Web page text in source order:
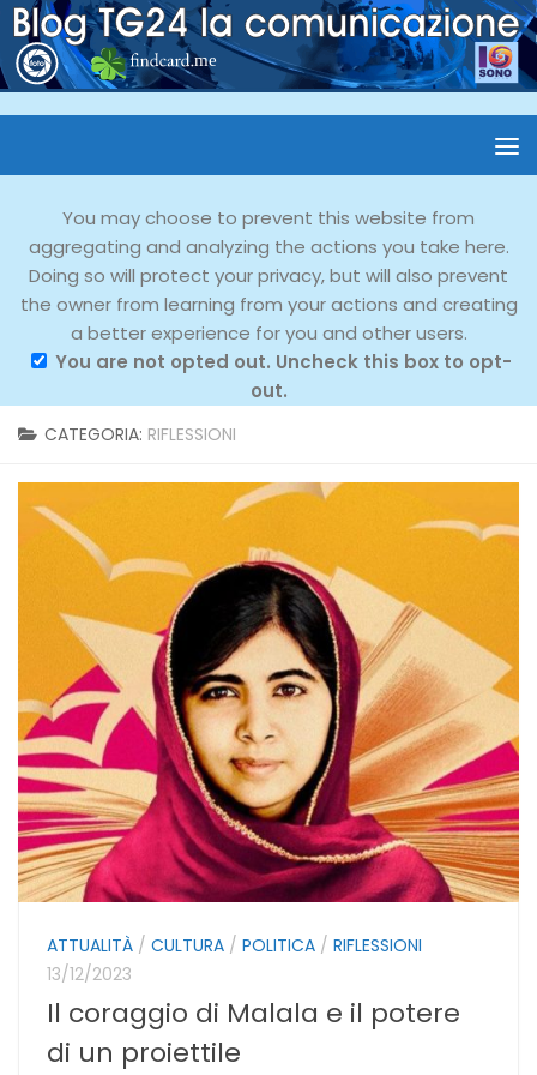
You may choose to prevent this website from
aggregating and analyzing the actions you take here.
Doing so will protect your privacy, but will also prevent
the owner from learning from your actions and creating
a better experience for you and other users.
You are not opted out. Uncheck this box to opt-
out.
CATEGORIA: RIFLESSIONI
ATTUALITÀ / CULTURA / POLITICA / RIFLESSIONI
13/12/2023
Il coraggio di Malala e il potere
di un proiettile